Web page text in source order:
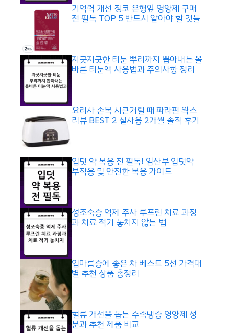
기억력 개선 징코 은행잎 영양제 구매
전 필독 TOP 5 반드시 알아야 할 것들
지긋지긋한 티눈 뿌리까지 뽑아내는 올
바른 티눈액 사용법과 주의사항 정리
요리사 손목 시큰거릴 때 파라핀 왁스
리뷰 BEST 2 실사용 2개월 솔직 후기
입덧 약 복용 전 필독! 임산부 입덧약
부작용 및 안전한 복용 가이드
성조숙증 억제 주사 루프린 치료 과정
과 치료 적기 놓치지 않는 법
입마름증에 좋은 차 베스트 5선 가격대
별 추천 상품 총정리
혈류 개선을 돕는 수족냉증 영양제 성
분과 추천 제품 비교